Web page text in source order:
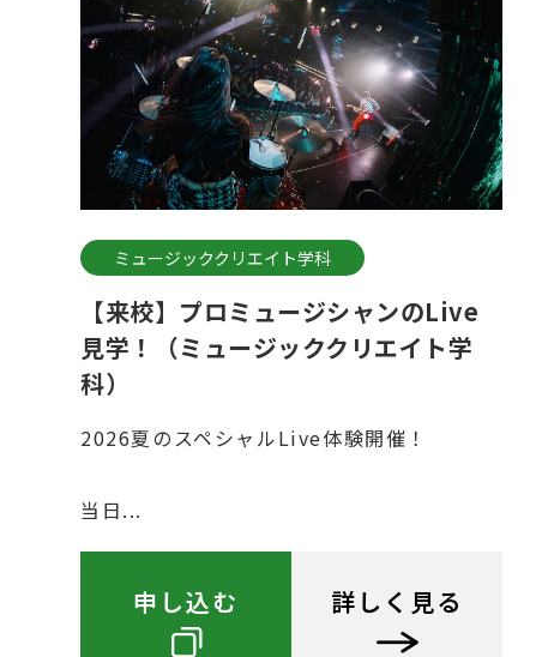
ミュージッククリエイト学科
【来校】プロミュージシャンのLive
見学！（ミュージッククリエイト学
科）
2026夏のスペシャルLive体験開催！
当日...
申し込む 詳しく見る